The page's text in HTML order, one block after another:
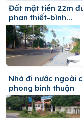
đất mặt tiền 22m đường nguyễn đình chiểu-kp.hàm tiến-
phan thiết-bình...
Nhà đi nước ngoài cần bán nhanh lô đất biển ở tuy
phong bình thuận